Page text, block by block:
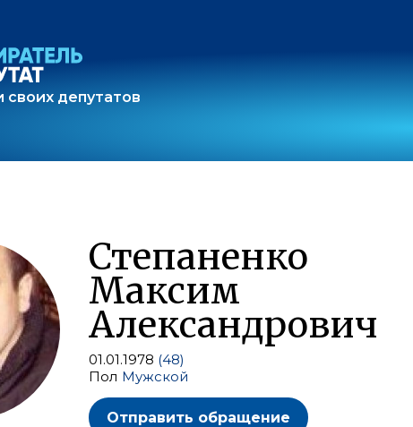
своих депутатов
Степаненко
Максим
Александрович
01.01.1978 (48)
Пол Мужской
Отправить обращение